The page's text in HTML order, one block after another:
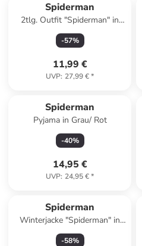
Spiderman
2tlg. Outfit "Spiderman" in
Grau/ Rot
-57%
11,99 €
UVP: 27,99 €*
Spiderman
Pyjama in Grau/ Rot
-40%
14,95 €
UVP: 24,95 €*
Spiderman
Winterjacke "Spiderman" in
Dunkelblau
-58%